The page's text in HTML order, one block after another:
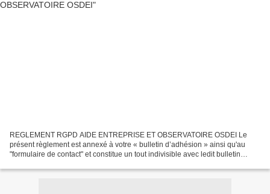
REGLEMENT RGPD AIDE ENTREPRISE ET OBSERVATOIRE OSDEI Le
présent règlement est annexé à votre « bulletin d’adhésion » ainsi qu'au
"formulaire de contact" et constitue un tout indivisible avec ledit bulletin